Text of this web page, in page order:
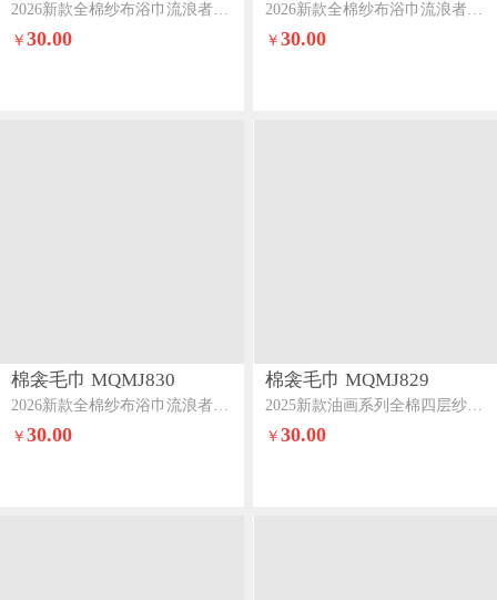
2026新款全棉纱布浴巾流浪者系列流苏款花海
￥30.00
2026新款全棉纱布浴巾流浪者系列流苏款卡利亚
￥ 30.00
棉衾毛巾 MQMJ830
2026新款全棉纱布浴巾流浪者系列流苏款万花超日
￥30.00
棉衾毛巾 MQMJ829
2025新款油画系列全棉四层纱布浴巾岚山乡舍
￥ 30.00